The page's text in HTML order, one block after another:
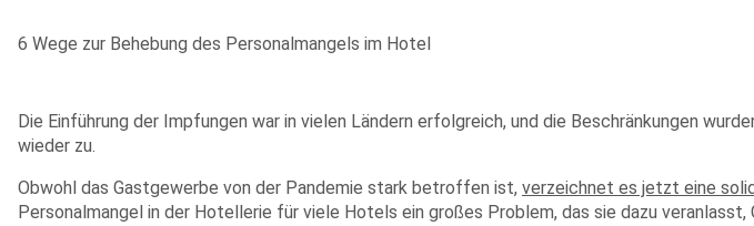
6 Wege zur Behebung des Personalmangels im Hotel
Die Einführung der Impfungen war in vielen Ländern erfolgreich, und die Beschränkungen
wieder zu.
Obwohl das Gastgewerbe von der Pandemie stark betroffen ist, verzeichnet es jetzt eine
Personalmangel in der Hotellerie für viele Hotels ein großes Problem, das sie dazu